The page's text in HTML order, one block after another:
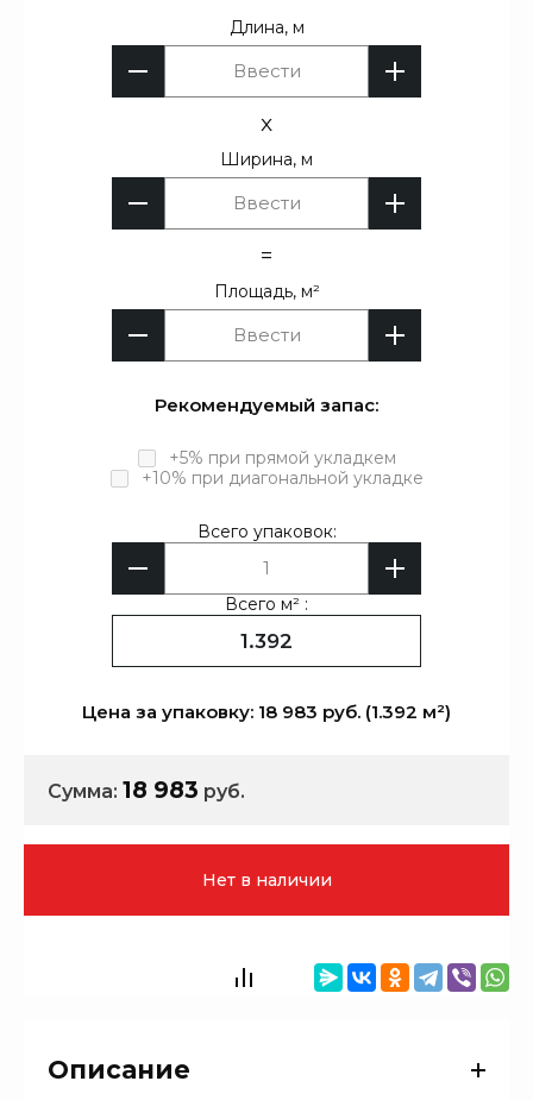
Длина, м
x
Ширина, м
=
Площадь, м²
Рекомендуемый запас:
+5% при прямой укладкем
+10% при диагональной укладке
Всего упаковок:
Всего м² :
Цена за упаковку: 18 983 руб. (1.392 м²)
Сумма: 18 983 руб.
Нет в наличии
Описание